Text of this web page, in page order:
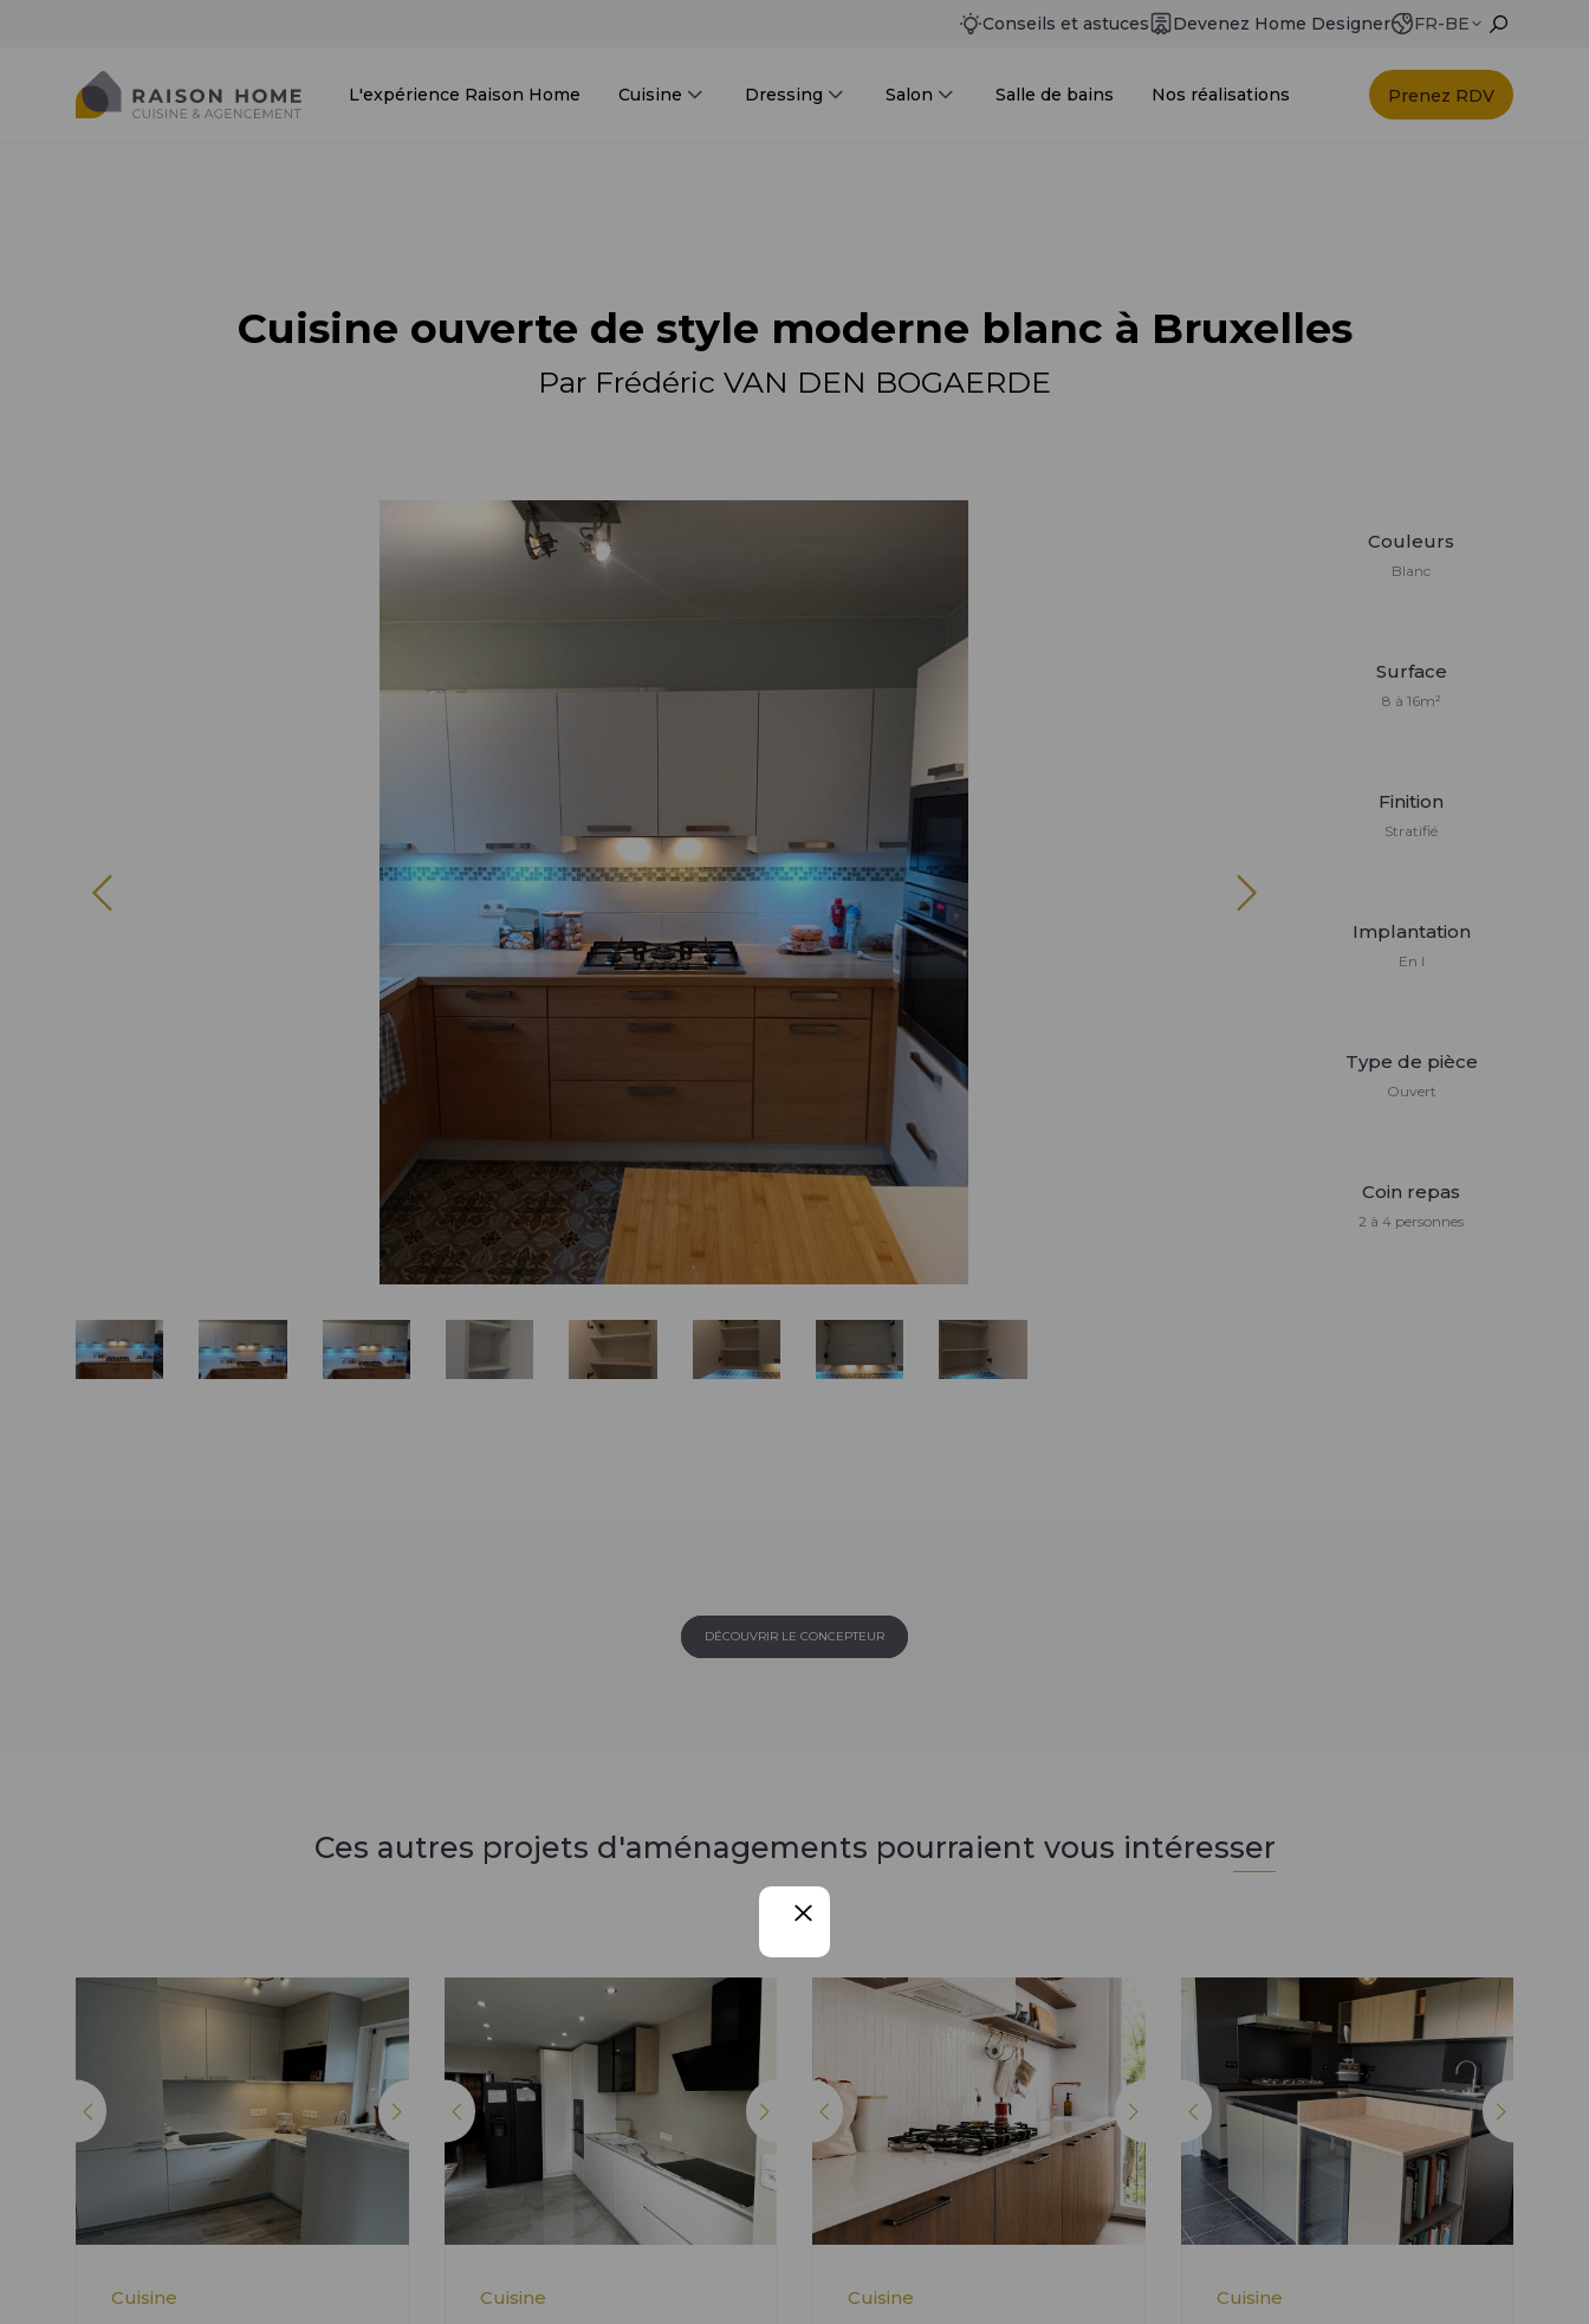
Conseils et astuces Devenez Home Designer FR-BE
L'expérience Raison Home Cuisine Dressing Salon Salle de bains Nos réalisations Prenez RDV
Cuisine ouverte de style moderne blanc à Bruxelles
Par Frédéric VAN DEN BOGAERDE
Couleurs
Blanc
Surface
8 à 16m²
Finition
Stratifié
Implantation
En I
Type de pièce
Ouvert
Coin repas
2 à 4 personnes
DÉCOUVRIR LE CONCEPTEUR
Ces autres projets d'aménagements pourraient vous intéresser
Cuisine Cuisine Cuisine Cuisine